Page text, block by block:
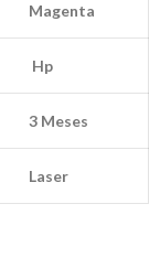
Magenta
Hp
3 Meses
Laser